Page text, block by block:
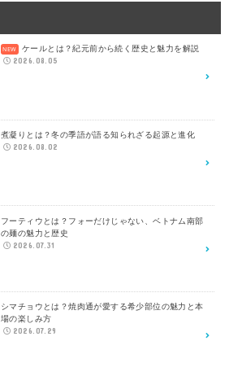
ケールとは？紀元前から続く歴史と魅力を解説
2026.08.05
煮凝りとは？冬の季語が語る知られざる起源と進化
2026.08.02
フーティウとは？フォーだけじゃない、ベトナム南部
の麺の魅力と歴史
2026.07.31
シマチョウとは？焼肉通が愛する希少部位の魅力と本
場の楽しみ方
2026.07.29